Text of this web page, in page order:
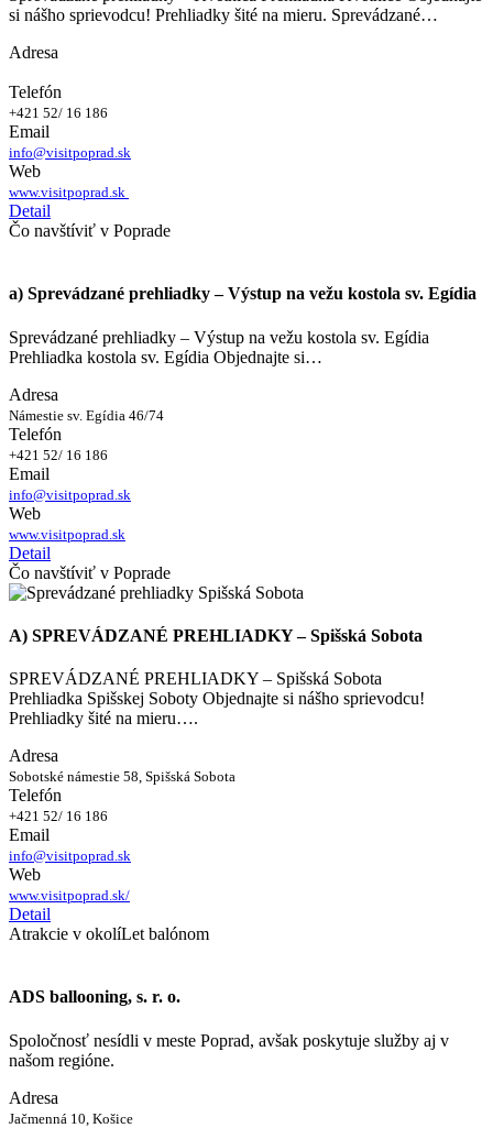
si nášho sprievodcu! Prehliadky šité na mieru. Sprevádzané…
Adresa
Telefón
+421 52/ 16 186
Email
info@visitpoprad.sk
Web
www.visitpoprad.sk
Detail
Čo navštíviť v Poprade
a) Sprevádzané prehliadky – Výstup na vežu kostola sv. Egídia
Sprevádzané prehliadky – Výstup na vežu kostola sv. Egídia
Prehliadka kostola sv. Egídia Objednajte si…
Adresa
Námestie sv. Egídia 46/74
Telefón
+421 52/ 16 186
Email
info@visitpoprad.sk
Web
www.visitpoprad.sk
Detail
Čo navštíviť v Poprade
A) SPREVÁDZANÉ PREHLIADKY – Spišská Sobota
SPREVÁDZANÉ PREHLIADKY – Spišská Sobota
Prehliadka Spišskej Soboty Objednajte si nášho sprievodcu!
Prehliadky šité na mieru….
Adresa
Sobotské námestie 58, Spišská Sobota
Telefón
+421 52/ 16 186
Email
info@visitpoprad.sk
Web
www.visitpoprad.sk/
Detail
Atrakcie v okolíLet balónom
ADS ballooning, s. r. o.
Spoločnosť nesídli v meste Poprad, avšak poskytuje služby aj v
našom regióne.
Adresa
Jačmenná 10, Košice